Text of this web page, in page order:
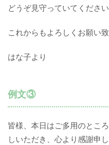
どうぞ見守っていてください
これからもよろしくお願い致
はな子より
例文③
皆様、本日はご多用のとこ
しいただき、心より感謝申し